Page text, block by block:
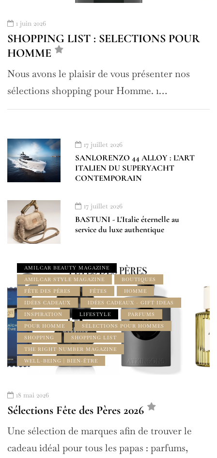
1 juin 2026
SHOPPING LIST : SELECTIONS POUR
HOMME
Nous avons le plaisir de vous présenter nos
sélections shopping pour Homme. 1…
17 juillet 2026
SANLORENZO 44 ALLOY : L’ART
ITALIEN DU SUPERYACHT
CONTEMPORAIN
17 juillet 2026
BASTUNI - L'Italie éternelle au
service du luxe authentique
AMILCAR BEAUTY MAGAZINE
AMILCAR STYLE MAGAZINE
BOUTIQUES
FÊTE DES PÈRES
FÊTES
HOMME
IDÉES CADEAUX
IDÉES CADEAUX - GIFT IDEAS
INSPIRATION
LIFESTYLE
PARFUMS
POUR HOMME
SÉLECTIONS POUR HOMMES
SHOPPING
SHOPPING LIST
THE RIGHT NUMBER MAGAZINE
WELL-BEING | BIEN-ÊTRE
18 mai 2026
Sélections Fête des Pères 2026
Une sélection de marques afin de trouver le
cadeau idéal pour tous les papas : parfums,